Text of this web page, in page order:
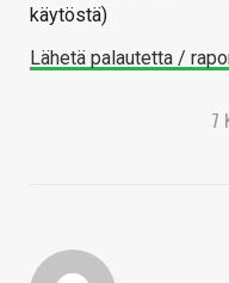
käytöstä)
Lähetä palautetta /
7